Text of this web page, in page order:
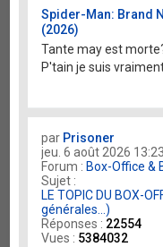
Spider-Man: Brand
(2026)
Tante may est
P'tain je suis
par Prisoner
jeu. 6 août 2026 13:23
Forum : Box-Office &
Sujet :
LE TOPIC DU BOX-
générales...)
Réponses : 22554
Vues : 5384032